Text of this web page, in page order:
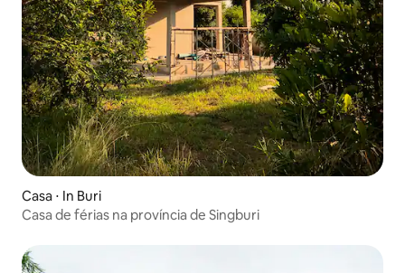
Casa ⋅ In Buri
Casa de férias na província de Singburi